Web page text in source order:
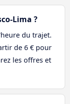
Lima ?
du trajet.
de 6 € pour
les offres et